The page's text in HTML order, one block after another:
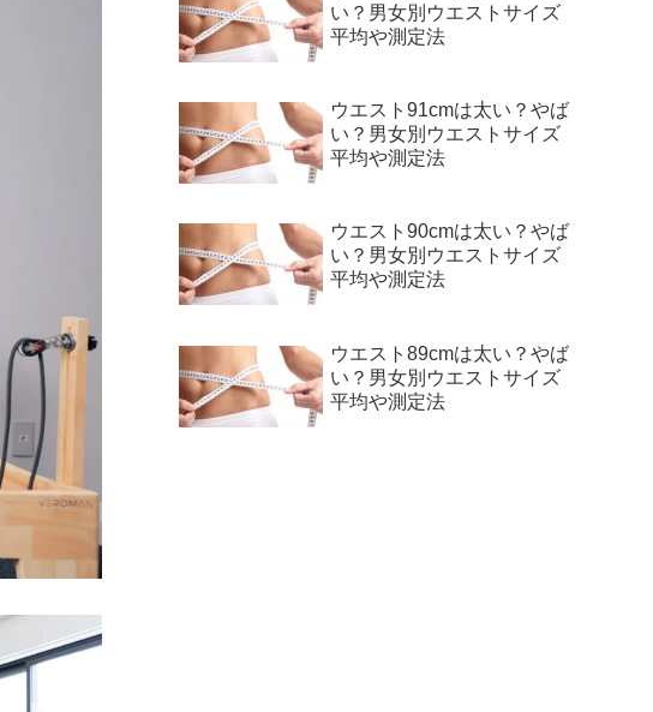
い？男女別ウエストサイズ
平均や測定法
ウエスト91cmは太い？やば
い？男女別ウエストサイズ
平均や測定法
ウエスト90cmは太い？やば
い？男女別ウエストサイズ
平均や測定法
ウエスト89cmは太い？やば
い？男女別ウエストサイズ
平均や測定法